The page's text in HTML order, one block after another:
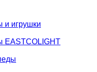
и игрушки
EASTCOLIGHT